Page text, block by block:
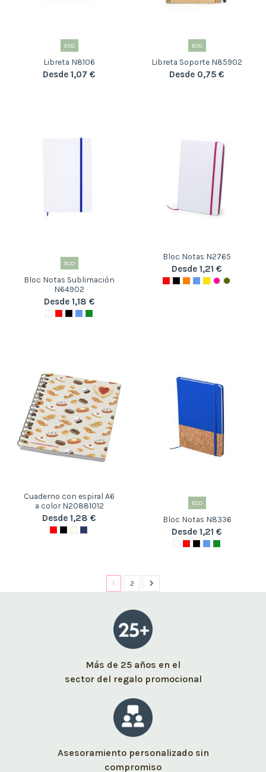
ECO
Libreta N8106
Desde 1,07 €
ECO
Libreta Soporte N85902
Desde 0,75 €
ECO
Bloc Notas Sublimación
N64902
Desde 1,18 €
Bloc Notas N2765
Desde 1,21 €
Cuaderno con espiral A6
a color N20881012
Desde 1,28 €
ECO
Bloc Notas N8336
Desde 1,21 €
1 2
Más de 25 años en el
sector del regalo promocional
Asesoramiento personalizado sin
compromiso